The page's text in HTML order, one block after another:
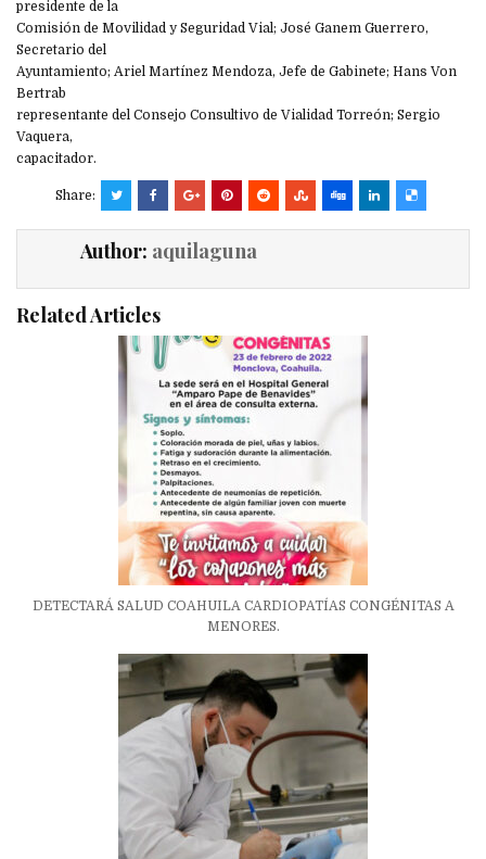
presidente de la
Comisión de Movilidad y Seguridad Vial; José Ganem Guerrero,
Secretario del
Ayuntamiento; Ariel Martínez Mendoza, Jefe de Gabinete; Hans Von
Bertrab
representante del Consejo Consultivo de Vialidad Torreón; Sergio
Vaquera,
capacitador.
Share:
Author: aquilaguna
Related Articles
DETECTARÁ SALUD COAHUILA CARDIOPATÍAS CONGÉNITAS A
MENORES.